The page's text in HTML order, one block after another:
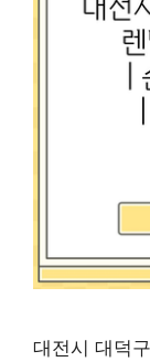
대전시 대덕